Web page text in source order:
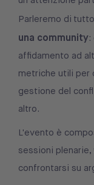
Parleremo di
una community
affidamento ad
metriche utili per
gestione del
altro.
L'evento è
sessioni
confrontarsi su